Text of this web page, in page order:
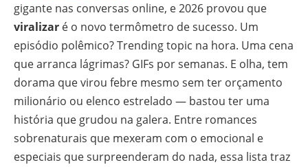
gigante nas conversas online, e 2026 provou que
viralizar é o novo termômetro de sucesso. Um
episódio polêmico? Trending topic na hora. Uma cena
que arranca lágrimas? GIFs por semanas. E olha, tem
dorama que virou febre mesmo sem ter orçamento
milionário ou elenco estrelado — bastou ter uma
história que grudou na galera. Entre romances
sobrenaturais que mexeram com o emocional e
especiais que surpreenderam do nada, essa lista traz